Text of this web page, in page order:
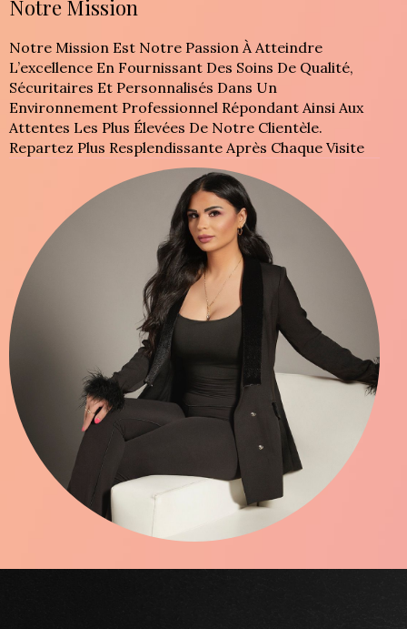
Notre Mission
Notre Mission Est Notre Passion À Atteindre
L’excellence En Fournissant Des Soins De Qualité,
Sécuritaires Et Personnalisés Dans Un
Environnement Professionnel Répondant Ainsi Aux
Attentes Les Plus Élevées De Notre Clientèle.
Repartez Plus Resplendissante Après Chaque Visite